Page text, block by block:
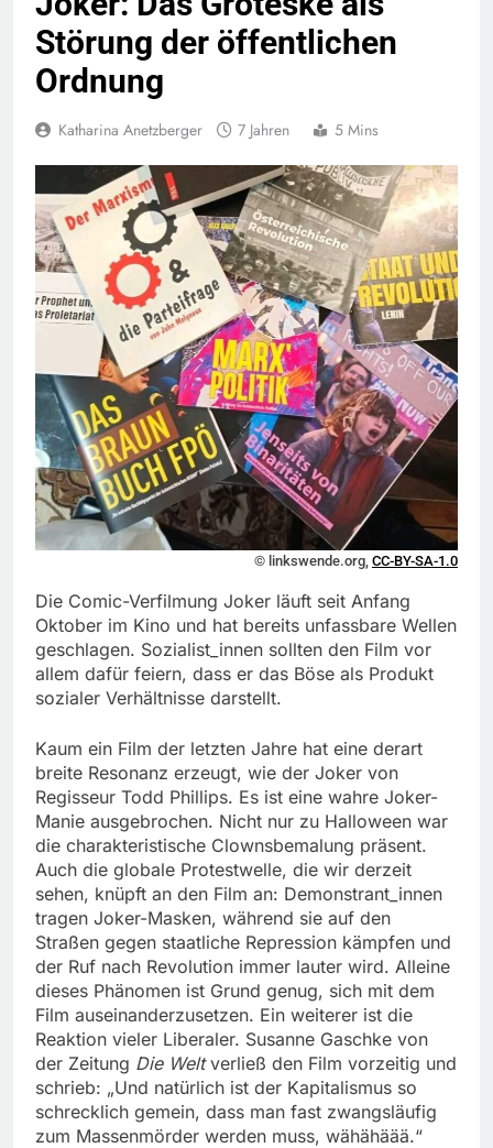
Störung der öffentlichen
Ordnung
Katharina Anetzberger 7 Jahren 5 Mins
© linkswende.org, CC-BY-SA-1.0
Die Comic-Verfilmung Joker läuft seit Anfang
Oktober im Kino und hat bereits unfassbare Wellen
geschlagen. Sozialist_innen sollten den Film vor
allem dafür feiern, dass er das Böse als Produkt
sozialer Verhältnisse darstellt.
Kaum ein Film der letzten Jahre hat eine derart
breite Resonanz erzeugt, wie der Joker von
Regisseur Todd Phillips. Es ist eine wahre Joker-
Manie ausgebrochen. Nicht nur zu Halloween war
die charakteristische Clownsbemalung präsent.
Auch die globale Protestwelle, die wir derzeit
sehen, knüpft an den Film an: Demonstrant_innen
tragen Joker-Masken, während sie auf den
Straßen gegen staatliche Repression kämpfen und
der Ruf nach Revolution immer lauter wird. Alleine
dieses Phänomen ist Grund genug, sich mit dem
Film auseinanderzusetzen. Ein weiterer ist die
Reaktion vieler Liberaler. Susanne Gaschke von
der Zeitung Die Weltverließ den Film vorzeitig und
schrieb: „Und natürlich ist der Kapitalismus so
schrecklich gemein, dass man fast zwangsläufig
zum Massenmörder werden muss, wähähäää.“